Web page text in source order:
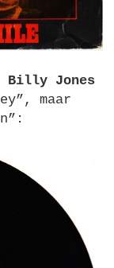
Billy Jones
maar